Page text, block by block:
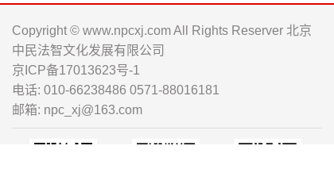
Copyright © www.npcxj.com All Rights Reserver 北京
中民法智文化发展有限公司
京ICP备17013623号-1
电话: 010-66238486 0571-88016181
邮箱: npc_xj@163.com